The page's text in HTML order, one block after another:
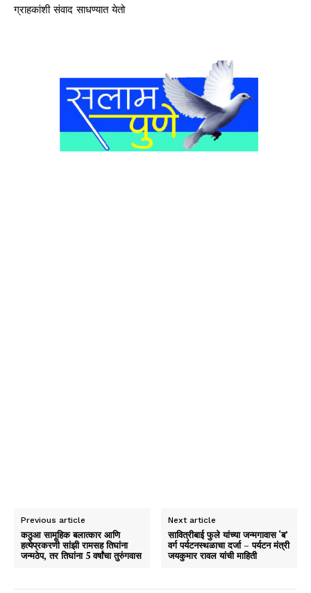
ग्राहकांशी संवाद साधण्यात येतो
Previous article
कठुआ सामूहिक बलात्कार आणि
हत्येप्रकरणी सांझी रामसह तिघांना
जन्मठेप, तर तिघांना 5 वर्षांचा तुरुंगवास
Next article
सावित्रीबाई फुले यांच्या जन्मगावास ‘ब’
वर्ग पर्यटनस्थळाचा दर्जा – पर्यटन मंत्री
जयकुमार रावल यांची माहिती